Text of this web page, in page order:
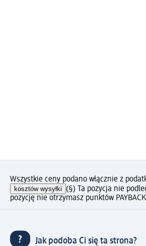
Wszystkie ceny podano włącznie z
kosztów wysyłki (§) Ta pozycja nie
pozycję nie otrzymasz punktów
Jak podoba Ci się ta strona?